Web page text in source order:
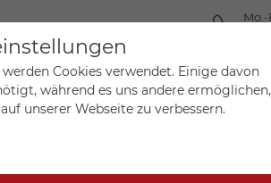
Mein
Cookies verwendet. Einige davon
während es uns andere ermöglichen,
unserer Webseite zu verbessern.